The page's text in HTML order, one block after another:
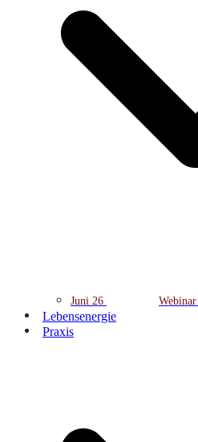
Juni 26 Webinar
Lebensenergie
Praxis